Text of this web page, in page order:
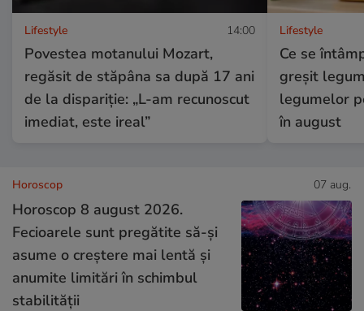
Lifestyle 14:00
Povestea motanului Mozart,
regăsit de stăpâna sa după 17 ani
de la dispariție: „L-am recunoscut
imediat, este ireal”
Lifestyle
Ce se
greșit
legumelor
în august
Horoscop 07 aug.
Horoscop 8 august 2026.
Fecioarele sunt pregătite să-și
asume o creștere mai lentă și
anumite limitări în schimbul
stabilității